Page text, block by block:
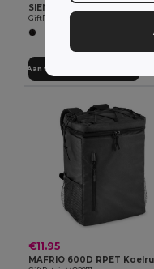
GiftRetail MO6515
Aan winkelwagen toevoegen
€11.95